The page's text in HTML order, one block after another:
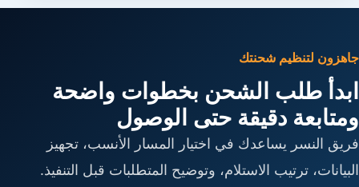
جاهزون لتنظيم شحنتك
ابدأ طلب الشحن بخطوات واضحة
ومتابعة دقيقة حتى الوصول
فريق النسر يساعدك في اختيار المسار الأنسب، تجهيز
البيانات، ترتيب الاستلام، وتوضيح المتطلبات قبل التنفيذ.